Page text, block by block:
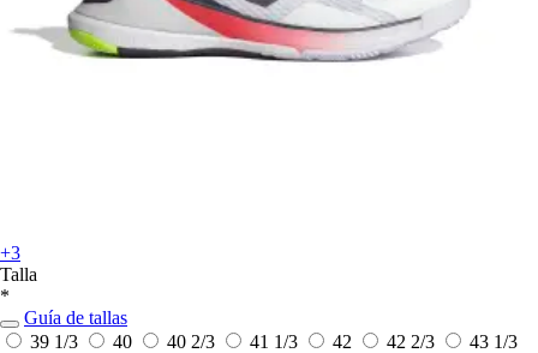
+3
Talla
*
Guía de tallas
39 1/3
40 40 2/3 41 1/3 42 42 2/3
43 1/3